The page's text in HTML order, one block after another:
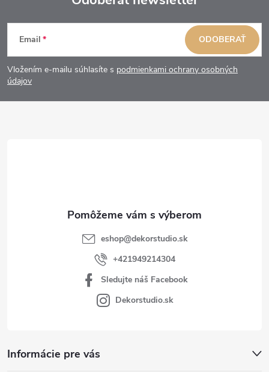
Z
á
p
Email
Vložením e-mailu súhlasíte s podmienkami ochrany osobných
údajov
ODOBERAŤ
Informácie pre vás
eshop@dekorstudio.sk
+421949214304
Sledujte náš Facebook
Dekorstudio.sk